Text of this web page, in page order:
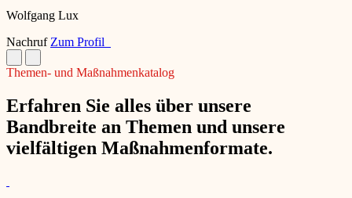
Wolfgang Lux
Nachruf Zum Profil
Themen- und Maßnahmenkatalog
Erfahren Sie alles über unsere
Bandbreite an Themen und unsere
vielfältigen Maßnahmenformate.